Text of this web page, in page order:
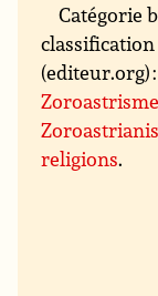
Catégorie
(editeur.org)
Zoroastrisme
religions.